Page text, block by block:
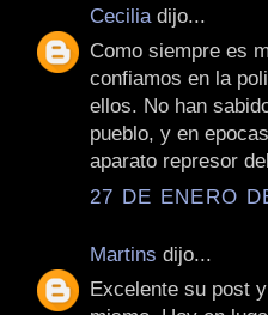
Cecilia dijo...
Como siempre es
confiamos en la
ellos. No han
pueblo, y en
aparato represor
27 DE ENERO
Martins dijo...
Excelente su post